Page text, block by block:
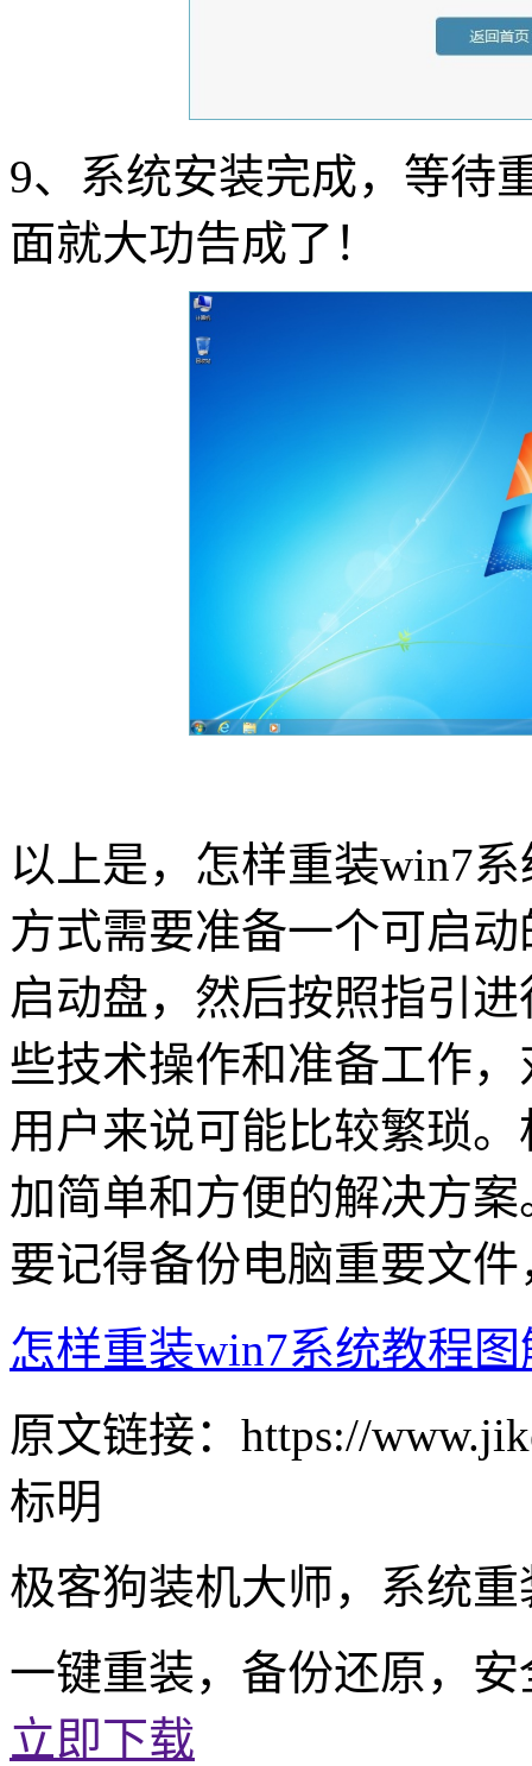
9、系统安装完成，等待
面就大功告成了！
以上是，怎样重装win7
方式需要准备一个可启动
启动盘，然后按照指引
些技术操作和准备工作
用户来说可能比较繁琐
加简单和方便的解决方
要记得备份电脑重要文
怎样重装win7系统教程图
原文链接：https://
标明
极客狗装机大师，系统
一键重装，备份还原，
立即下载